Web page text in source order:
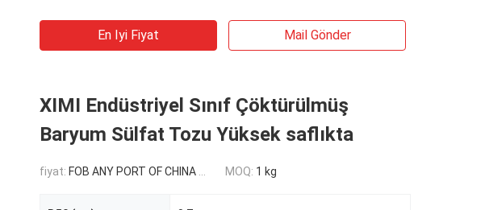
En Iyi Fiyat Mail Gönder
XIMI Endüstriyel Sınıf Çöktürülmüş
Baryum Sülfat Tozu Yüksek saflıkta
fiyat: FOB ANY PORT OF CHINA USD 0.3-0.9/kg MOQ: 1 kg